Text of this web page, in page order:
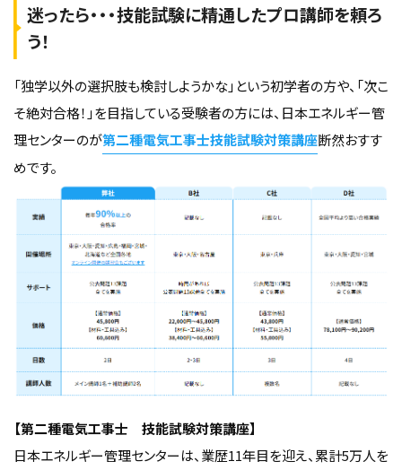
迷ったら・・・技能試験に精通したプロ講師を頼ろ
う！
「独学以外の選択肢も検討しようかな」という初学者の方や、「次こ
そ絶対合格！」を目指している受験者の方には、日本エネルギー管
理センターのが第二種電気工事士技能試験対策講座断然おすす
めです。
【第二種電気工事士 技能試験対策講座】
日本エネルギー管理センターは、業歴11年目を迎え、累計5万人を